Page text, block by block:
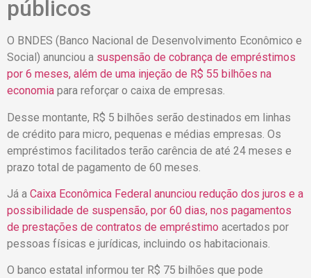
públicos
O BNDES (Banco Nacional de Desenvolvimento Econômico e
Social) anunciou a suspensão de cobrança de empréstimos
por 6 meses, além de uma injeção de R$ 55 bilhões na
economia para reforçar o caixa de empresas.
Desse montante, R$ 5 bilhões serão destinados em linhas
de crédito para micro, pequenas e médias empresas. Os
empréstimos facilitados terão carência de até 24 meses e
prazo total de pagamento de 60 meses.
Já a Caixa Econômica Federal anunciou redução dos juros e a
possibilidade de suspensão, por 60 dias, nos pagamentos
de prestações de contratos de empréstimo acertados por
pessoas físicas e jurídicas, incluindo os habitacionais.
O banco estatal informou ter R$ 75 bilhões que pode